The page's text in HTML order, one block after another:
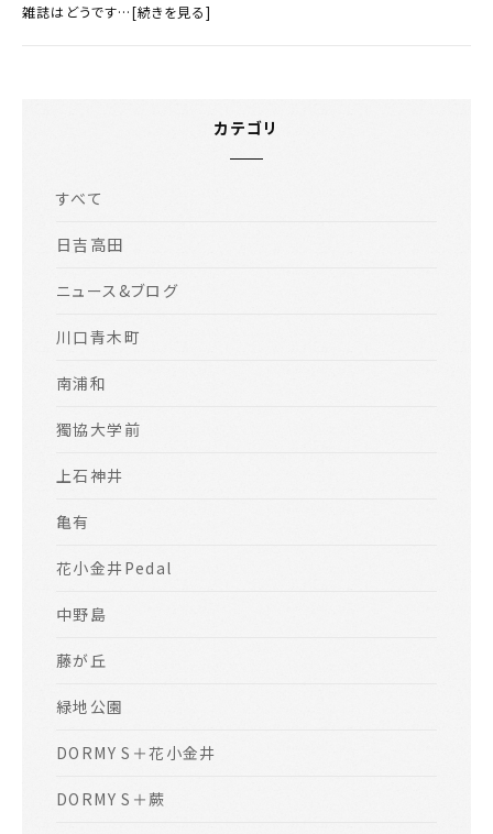
雑誌はどうです…[続きを見る]
カテゴリ
すべて
日吉高田
ニュース&ブログ
川口青木町
南浦和
獨協大学前
上石神井
亀有
花小金井Pedal
中野島
藤が丘
緑地公園
DORMY S＋花小金井
DORMY S＋蕨